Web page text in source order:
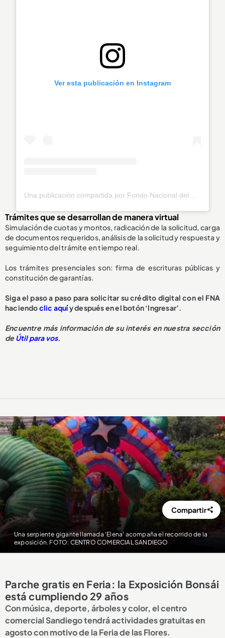
Ver esta publicación en Instagram
Trámites que se desarrollan de manera virtual
Simulación de cuotas y montos, radicación de la solicitud, carga
de documentos requeridos, análisis de la solicitud y respuesta y
seguimiento del trámite en tiempo real.
Los trámites presenciales son: firma de escrituras públicas y
constitución de garantías.
Siga el paso a paso para solicitar su crédito digital con el FNA
haciendoclic aquíy después en el botón ‘Ingresar’.
Encuentre más información de su interés en nuestra sección
deÚtil para vos.
Una serpiente gigante llamada ‘Elena’ acompaña el recorrido de la
exposición. FOTO: CENTRO COMERCIAL SANDIEGO
Compartir
Parche gratis en Feria: la Exposición Bonsái
está cumpliendo 29 años
Con música, deporte, árboles y color, el centro
comercial Sandiego tendrá actividades gratuitas en
agosto con motivo de la Feria de las Flores.